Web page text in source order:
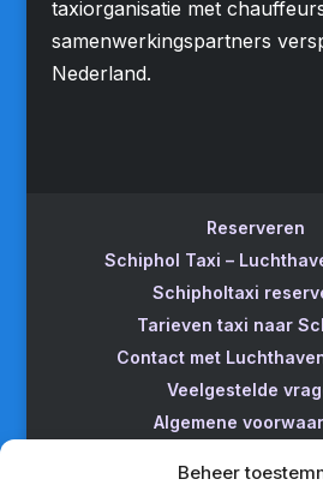
Beheer
taxiorganisatie met
samenwerkingspartners
Nederland.
Reserveren
Schiphol Taxi –
Schipholtaxi
Tarieven taxi naar
Contact met
Veelgestelde
Algemene